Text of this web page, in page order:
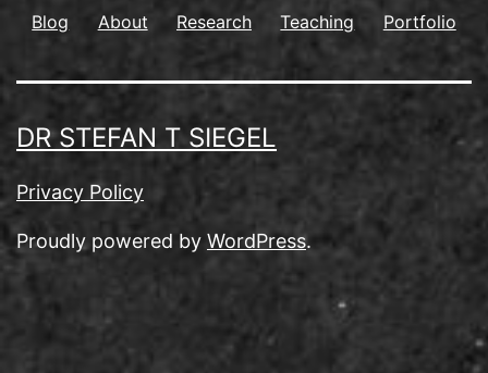
Blog About Research Teaching Portfolio
DR STEFAN T SIEGEL
Privacy Policy
Proudly powered by WordPress.